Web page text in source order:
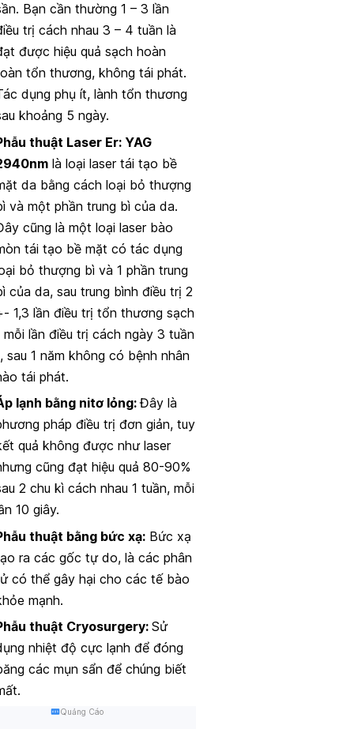
Bạn cần thường 1 – 3 lần
trị cách nhau 3 – 4 tuần là
được hiệu quả sạch hoàn
tổn thương, không tái phát.
dụng phụ ít, lành tổn thương
khoảng 5 ngày.
thuật Laser Er: YAG
là loại laser tái tạo bề
da bằng cách loại bỏ thượng
và một phần trung bì của da.
cũng là một loại laser bào
tái tạo bề mặt có tác dụng
bỏ thượng bì và 1 phần trung
của da, sau trung bình điều trị 2
1,3 lần điều trị tổn thương sạch
mỗi lần điều trị cách ngày 3 tuần
sau 1 năm không có bệnh nhân
tái phát.
lạnh bằng nitơ lỏng:Đây là
pháp điều trị đơn giản, tuy
quả không được như laser
cũng đạt hiệu quả 80-90%
2 chu kì cách nhau 1 tuần, mỗi
10 giây.
thuật bằng bức xạ: Bức xạ
ra các gốc tự do, là các phân
có thể gây hại cho các tế bào
mạnh.
thuật Cryosurgery:Sử
nhiệt độ cực lạnh để đóng
các mụn sẩn để chúng biết
Quảng Cáo